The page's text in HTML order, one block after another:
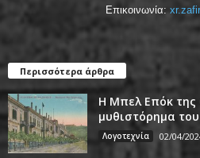
Επικοινωνία:
Περισσότερα άρθρα
Η Μπελ Επόκ της
μυθιστόρημα
Λογοτεχνία 02/04/